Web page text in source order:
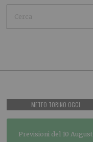
METEO TORINO OGGI
Previsioni del 10 August